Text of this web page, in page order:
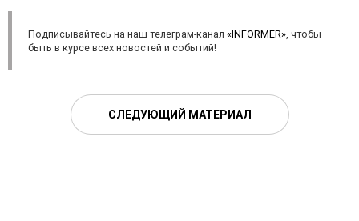
Подписывайтесь на наш телеграм-канал «INFORMER», чтобы
быть в курсе всех новостей и событий!
СЛЕДУЮЩИЙ МАТЕРИАЛ